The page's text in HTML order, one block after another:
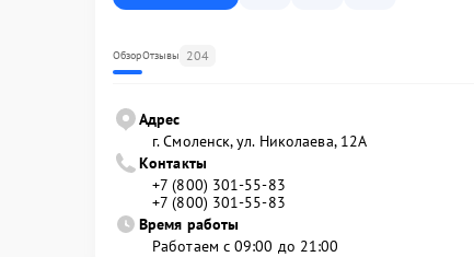
ОбзорОтзывы 204
Адрес
г. Смоленск, ул. Николаева, 12А
Контакты
+7 (800) 301-55-83
+7 (800) 301-55-83
Время работы
Работаем с 09:00 до 21:00